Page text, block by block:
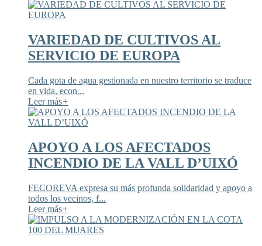
VARIEDAD DE CULTIVOS AL
SERVICIO DE EUROPA
Cada gota de agua gestionada en nuestro territorio se traduce
en vida, econ...
Leer más+
APOYO A LOS AFECTADOS
INCENDIO DE LA VALL D’UIXÓ
FECOREVA expresa su más profunda solidaridad y apoyo a
todos los vecinos, f...
Leer más+